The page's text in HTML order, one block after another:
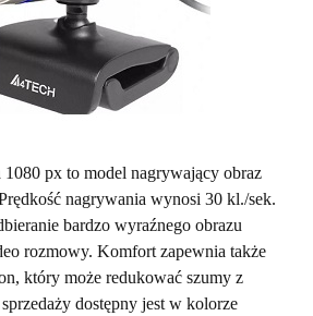
px to model nagrywający obraz
nagrywania wynosi 30 kl./sek.
bardzo wyraźnego obrazu
rozmowy. Komfort zapewnia także
który może redukować szumy z
dostępny jest w kolorze